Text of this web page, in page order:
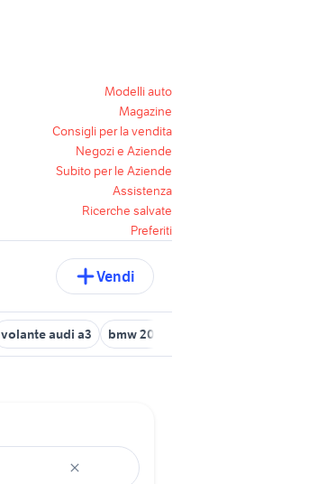
Modelli auto
Magazine
Consigli per la vendita
Negozi e Aziende
Subito per le Aziende
Assistenza
Ricerche salvate
Preferiti
Vendi
volante audi a3 bmw 2015